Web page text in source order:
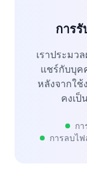
การ
เราประมว
แชร์กับบุ
หลังจากใ
คงเป็
ก
การลบไ